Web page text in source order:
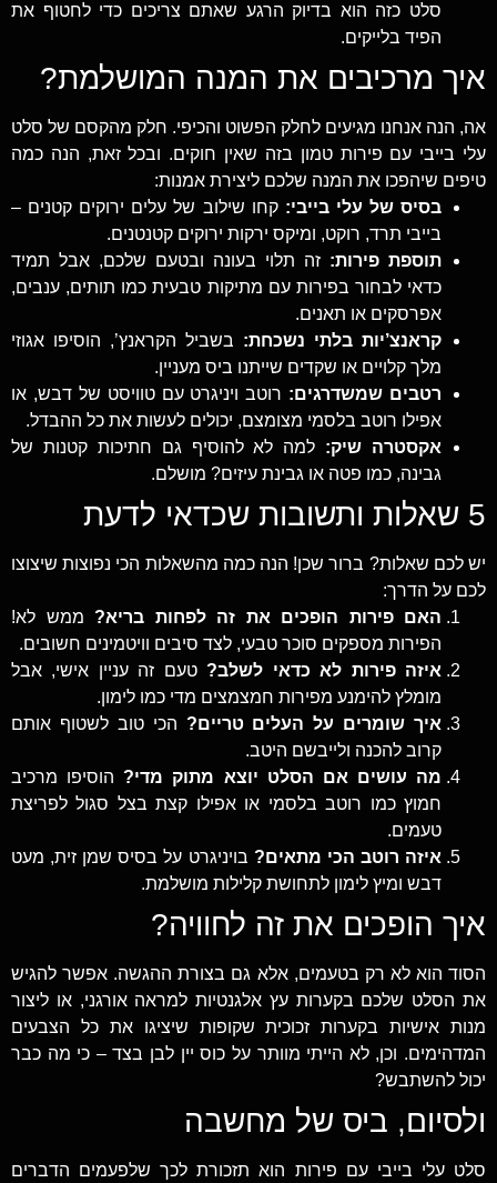
סלט כזה הוא בדיוק הרגע שאתם צריכים כדי לחטוף את
הפיד בלייקים.
איך מרכיבים את המנה המושלמת?
אה, הנה אנחנו מגיעים לחלק הפשוט והכיפי. חלק מהקסם של סלט
עלי בייבי עם פירות טמון בזה שאין חוקים. ובכל זאת, הנה כמה
טיפים שיהפכו את המנה שלכם ליצירת אמנות:
בסיס של עלי בייבי: קחו שילוב של עלים ירוקים קטנים –
בייבי תרד, רוקט, ומיקס ירקות ירוקים קטנטנים.
תוספת פירות: זה תלוי בעונה ובטעם שלכם, אבל תמיד
כדאי לבחור בפירות עם מתיקות טבעית כמו תותים, ענבים,
אפרסקים או תאנים.
קראנצ’יות בלתי נשכחת: בשביל הקראנץ’, הוסיפו אגוזי
מלך קלויים או שקדים שייתנו ביס מעניין.
רטבים שמשדרגים: רוטב ויניגרט עם טוויסט של דבש, או
אפילו רוטב בלסמי מצומצם, יכולים לעשות את כל ההבדל.
אקסטרה שיק: למה לא להוסיף גם חתיכות קטנות של
גבינה, כמו פטה או גבינת עיזים? מושלם.
5 שאלות ותשובות שכדאי לדעת
יש לכם שאלות? ברור שכן! הנה כמה מהשאלות הכי נפוצות שיצוצו
לכם על הדרך:
האם פירות הופכים את זה לפחות בריא? ממש לא!
הפירות מספקים סוכר טבעי, לצד סיבים וויטמינים חשובים.
איזה פירות לא כדאי לשלב?טעם זה עניין אישי, אבל
מומלץ להימנע מפירות חמצמצים מדי כמו לימון.
איך שומרים על העלים טריים? הכי טוב לשטוף אותם
קרוב להכנה ולייבשם היטב.
מה עושים אם הסלט יוצא מתוק מדי?הוסיפו מרכיב
חמוץ כמו רוטב בלסמי או אפילו קצת בצל סגול לפריצת
טעמים.
איזה רוטב הכי מתאים? בויניגרט על בסיס שמן זית, מעט
דבש ומיץ לימון לתחושת קלילות מושלמת.
איך הופכים את זה לחוויה?
הסוד הוא לא רק בטעמים, אלא גם בצורת ההגשה. אפשר להגיש
את הסלט שלכם בקערות עץ אלגנטיות למראה אורגני, או ליצור
מנות אישיות בקערות זכוכית שקופות שיציגו את כל הצבעים
המדהימים. וכן, לא הייתי מוותר על כוס יין לבן בצד – כי מה כבר
יכול להשתבש?
ולסיום, ביס של מחשבה
סלט עלי בייבי עם פירות הוא תזכורת לכך שלפעמים הדברים